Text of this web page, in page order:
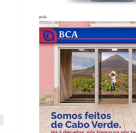
pub.